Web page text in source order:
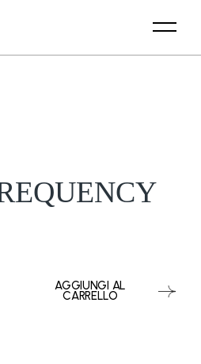
quantity
AGGIUNGI AL
CARRELLO